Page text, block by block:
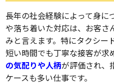
長年の社会経験によって身に
や落ち着いた対応は、お客さ
みと言えます。特にタクシー
短い時間でも丁寧な接客が求
の気配りや人柄が評価され、
ケースも多い仕事です。